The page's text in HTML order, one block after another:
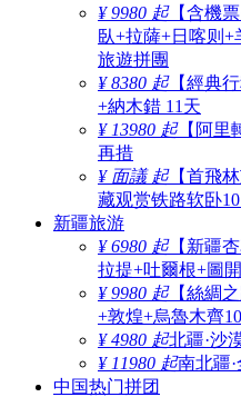
¥ 9980 起【含機
臥+拉薩+日喀则
旅遊拼團
¥ 8380 起【經典
+納木錯 11天
¥ 13980 起【阿里
再措
¥ 面議 起【首飛
藏观赏铁路软卧
新疆旅游
¥ 6980 起【新疆
拉提+吐爾根+圖
¥ 9980 起【絲綢
+敦煌+烏魯木齊
¥ 4980 起北疆·沙
¥ 11980 起南北疆
中国热门拼团